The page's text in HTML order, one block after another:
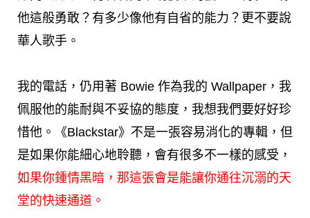
他這般勇敢？有多少像他有自省的能力？更不要說
華人歌手。
我的電話，仍用著 Bowie 作為我的 Wallpaper，我
佩服他的能耐與不妥協的態度，我想我們要好好珍
惜他。《Blackstar》不是一張容易消化的專輯，但
是如果你能細心地聆聽，會有很多不一樣的感受，
如果你鍾情黑暗，那這張會是能讓你通往沉溺的天
堂的快速通道。